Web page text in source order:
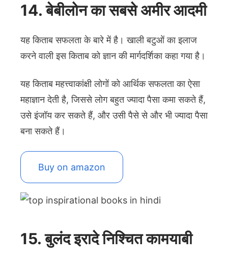
14. बेबीलोन का सबसे अमीर आदमी
यह किताब सफलता के बारे में है। खाली बटुओं का इलाज
करने वाली इस किताब को ज्ञान की मार्गदर्शिका कहा गया है।
यह किताब महत्त्वाकांक्षी लोगों को आर्थिक सफलता का ऐसा
महाज्ञान देती है, जिससे लोग बहुत ज्यादा पैसा कमा सकते हैं,
उसे इंजॉय कर सकते हैं, और उसी पैसे से और भी ज्यादा पैसा
बना सकते हैं।
Buy on amazon
15. बुलंद इरादे निश्चित कामयाबी